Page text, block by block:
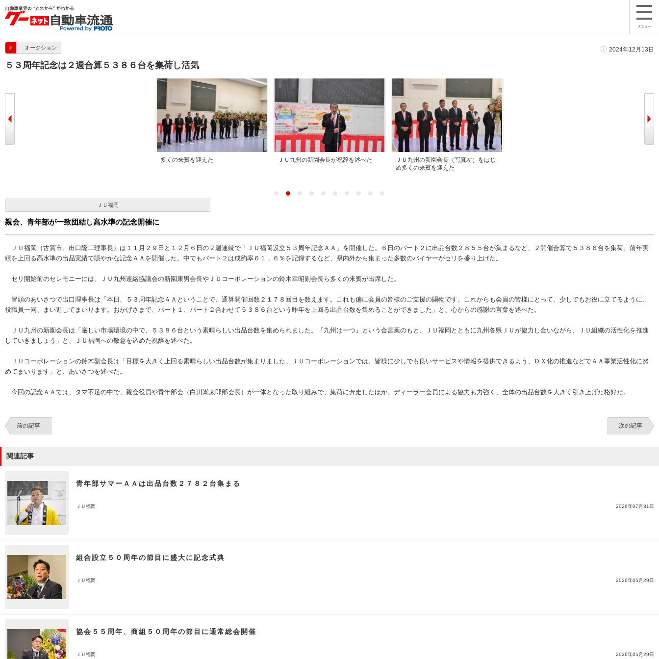
メニュー
オークション 2024年12月13日
５３周年記念は２週合算５３８６台を集荷し活気
多くの来賓を迎えた ＪＵ九州の新園会長が祝辞を述べた
ＪＵ九州の新園会長（写真左）をはじ
め多くの来賓を迎えた
ＪＵ福岡
親会、青年部が一致団結し高水準の記念開催に
ＪＵ福岡（古賀市、出口隆二理事長）は１１月２９日と１２月６日の２週連続で「ＪＵ福岡設立５３周年記念ＡＡ」を開催した。６日のパート２に出品台数２８５５台が集まるなど、２開催合算で５３８６台を集荷、前年実
績を上回る高水準の出品実績で賑やかな記念ＡＡを開催した。中でもパート２は成約率６１．６％を記録するなど、県内外から集まった多数のバイヤーがセリを盛り上げた。
セリ開始前のセレモニーには、ＪＵ九州連絡協議会の新園康男会長やＪＵコーポレーションの鈴木幸昭副会長ら多くの来賓が出席した。
冒頭のあいさつで出口理事長は「本日、５３周年記念ＡＡということで、通算開催回数２１７８回目を数えます。これも偏に会員の皆様のご支援の賜物です。これからも会員の皆様にとって、少しでもお役に立てるように、
役職員一同、まい進してまいります。おかげさまで、パート１、パート２合わせて５３８６台という昨年を上回る出品台数を集めることができました」と、心からの感謝の言葉を述べた。
ＪＵ九州の新園会長は「厳しい市場環境の中で、５３８６台という素晴らしい出品台数を集められました。『九州は一つ』という合言葉のもと、ＪＵ福岡とともに九州各県ＪＵが協力し合いながら、ＪＵ組織の活性化を推進
していきましょう」と、ＪＵ福岡への敬意を込めた祝辞を述べた。
ＪＵコーポレーションの鈴木副会長は「目標を大きく上回る素晴らしい出品台数が集まりました。ＪＵコーポレーションでは、皆様に少しでも良いサービスや情報を提供できるよう、ＤＸ化の推進などでＡＡ事業活性化に努
めてまいります」と、あいさつを述べた。
今回の記念ＡＡでは、タマ不足の中で、親会役員や青年部会（白川嵩太郎部会長）が一体となった取り組みで、集荷に奔走したほか、ディーラー会員による協力も力強く、全体の出品台数を大きく引き上げた格好だ。
前の記事 次の記事
関連記事
青年部サマーＡＡは出品台数２７８２台集まる
ＪＵ福岡 2026年07月31日
組合設立５０周年の節目に盛大に記念式典
ＪＵ福岡 2026年05月29日
協会５５周年、商組５０周年の節目に通常総会開催
ＪＵ福岡 2026年05月29日